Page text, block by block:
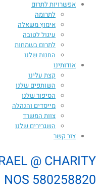
אפשרויות לתרום
לתרומה
אימוץ משאלה
עיגול לטובה
לתרום בשמחות
החנות שלנו
אודותינו
קצת עלינו
השותפים שלנו
הסיפור שלנו
מייסדים והנהלה
צוות המשרד
השגרירים שלנו
צור קשר
@ CHARITY
NOS 580258820